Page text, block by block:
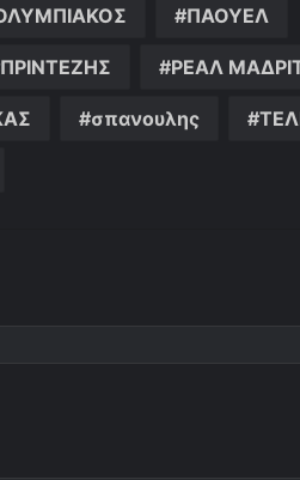
ΠΑΟΥΕΛ
ΠΡΙΝΤΕΖΗΣ ΡΕΑΛ
σπανουλης